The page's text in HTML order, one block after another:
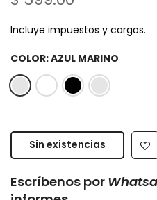
Incluye impuestos y cargos.
COLOR:AZUL MARINO
Sin existencias
Escríbenos por